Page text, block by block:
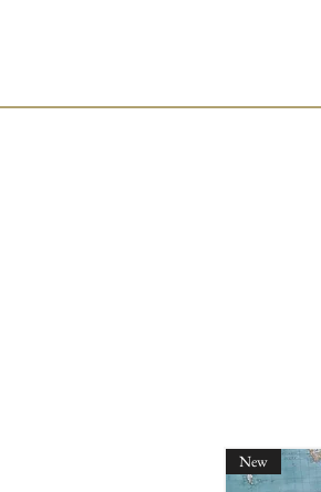
New